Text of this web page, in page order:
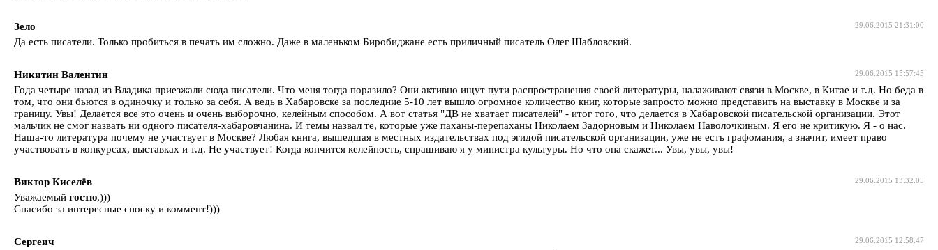
29.06.2015 21:31:00
Зело
Да есть писатели. Только пробиться в печать им сложно. Даже в маленьком Биробиджане есть приличный писатель Олег Шабловский.
29.06.2015 15:57:45
Никитин Валентин
Года четыре назад из Владика приезжали сюда писатели. Что меня тогда поразило? Они активно ищут пути распространения своей литературы, налаживают связи в Москве, в Китае и т.д. Но беда в
том, что они бьются в одиночку и только за себя. А ведь в Хабаровске за последние 5-10 лет вышло огромное количество книг, которые запросто можно представить на выставку в Москве и за
границу. Увы! Делается все это очень и очень выборочно, келейным способом. А вот статья "ДВ не хватает писателей" - итог того, что делается в Хабаровской писательской организации. Этот
мальчик не смог назвать ни одного писателя-хабаровчанина. И темы назвал те, которые уже паханы-перепаханы Николаем Задорновым и Николаем Наволочкиным. Я его не критикую. Я - о нас.
Наша-то литература почему не участвует в Москве? Любая книга, вышедшая в местных издательствах под эгидой писательской организации, уже не есть графомания, а значит, имеет право
участвовать в конкурсах, выставках и т.д. Не участвует! Когда кончится келейность, спрашиваю я у министра культуры. Но что она скажет... Увы, увы, увы!
29.06.2015 13:32:05
Виктор Киселёв
Уважаемый гостю,)))
Спасибо за интересные сноску и коммент!)))
29.06.2015 12:58:47
Сергеич